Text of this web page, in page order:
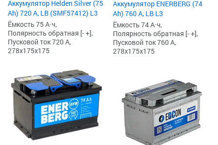
Аккумулятор Helden Silver (75
Ah) 720 А, LB (SMF57412) L3
Ёмкость 75 А·ч,
Полярность обратная [- +],
Пусковой ток 720 А,
278x175x175
Аккумулятор ENERBERG (74
Ah) 760 А, LB L3
Ёмкость 74 А·ч,
Полярность обратная [- +],
Пусковой ток 760 А,
278x175x175